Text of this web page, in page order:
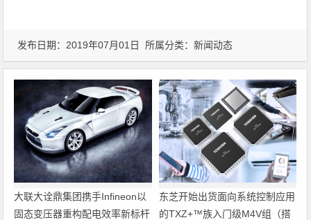
发布日期：2019年07月01日 所属分类：新闻动态
大联大诠鼎集团携手Infineon以
固态变压器重构配电效率新标杆
东芝开始出货面向系统控制应用
的TXZ+™族入门级M4V组（搭